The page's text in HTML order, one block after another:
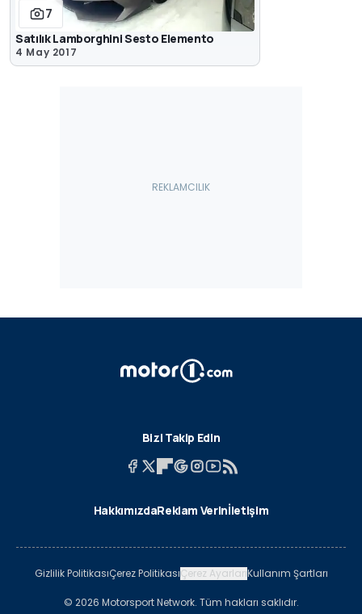
7
Satılık Lamborghini Sesto Elemento
4 May 2017
Bizi Takip Edin
HakkımızdaReklam Verinİletişim
Gizlilik PolitikasıÇerez PolitikasıÇerez AyarlarıKullanım Şartları
© 2026 Motorsport Network. Tüm hakları saklıdır.